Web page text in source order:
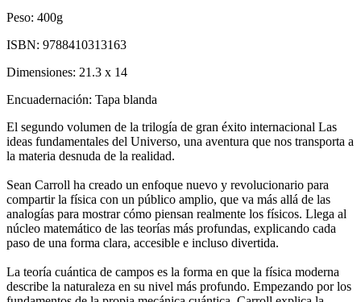
Peso: 400g
ISBN: 9788410313163
Dimensiones: 21.3 x 14
Encuadernación: Tapa blanda
El segundo volumen de la trilogía de gran éxito internacional Las
ideas fundamentales del Universo, una aventura que nos transporta a
la materia desnuda de la realidad.
Sean Carroll ha creado un enfoque nuevo y revolucionario para
compartir la física con un público amplio, que va más allá de las
analogías para mostrar cómo piensan realmente los físicos. Llega al
núcleo matemático de las teorías más profundas, explicando cada
paso de una forma clara, accesible e incluso divertida.
La teoría cuántica de campos es la forma en que la física moderna
describe la naturaleza en su nivel más profundo. Empezando por los